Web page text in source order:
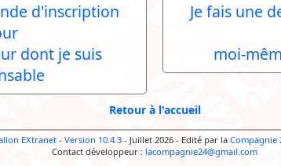
d'inscription
dont je suis
Je fais une
moi-
Retour à l'accueil
EXtranet- Version 10.4.3- Juillet 2026- Edité par la Compagnie
Contact développeur : lacompagnie24@gmail.com